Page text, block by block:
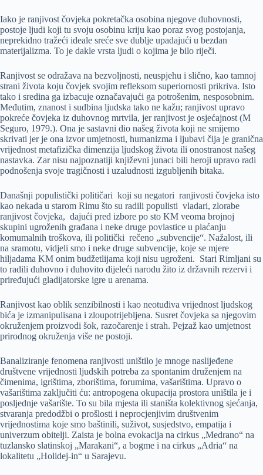
Iako je ranjivost čovjeka pokretačka osobina njegove duhovnosti,
postoje ljudi koji tu svoju osobinu kriju kao poraz svog postojanja,
neprekidno tražeći ideale sreće sve dublje upadajući u bezdan
materijalizma. To je dakle vrsta ljudi o kojima je bilo riječi.
Ranjivost se odražava na bezvoljnosti, neuspjehu i slično, kao tamnoj
strani života koju čovjek svojim refleksom superiornosti prikriva. Isto
tako i sredina ga izbacuje označavajući ga potrošenim, nesposobnim.
Međutim, znanost i sudbina ljudska tako ne kažu; ranjivost upravo
pokreće čovjeka iz duhovnog mrtvila, jer ranjivost je osjećajnost (M
Seguro, 1979.). Ona je sastavni dio našeg života koji ne smijemo
skrivati jer je ona izvor umjetnosti, humanizma i ljubavi čija je granična
vrijednost metafizička dimenzija ljudskog života ili onostranost našeg
nastavka. Zar nisu najpoznatiji književni junaci bili heroji upravo radi
podnošenja svoje tragičnosti i uzaludnosti izgubljenih bitaka.
Današnji populistički političari koji su negatori ranjivosti čovjeka isto
kao nekada u starom Rimu što su radili populisti vladari, zlorabe
ranjivost čovjeka, dajući pred izbore po sto KM veoma brojnoj
skupini ugroženih građana i neke druge povlastice u plaćanju
komumalnih troškova, ili politički rečeno „subvencije“. Nažalost, ili
na sramotu, vidjeli smo i neke druge subvencije, koje se mjere
hiljadama KM onim budžetlijama koji nisu ugroženi. Stari Rimljani su
to radili duhovno i duhovito dijeleći narodu žito iz državnih rezervi i
priređujući gladijatorske igre u arenama.
Ranjivost kao oblik senzibilnosti i kao neotuđiva vrijednost ljudskog
bića je izmanipulisana i zloupotrijebljena. Susret čovjeka sa njegovim
okruženjem proizvodi šok, razočarenje i strah. Pejzaž kao umjetnost
prirodnog okruženja više ne postoji.
Banaliziranje fenomena ranjivosti uništilo je mnoge naslijeđene
društvene vrijednosti ljudskih potreba za spontanim druženjem na
čimenima, igrištima, zborištima, forumima, vašarištima. Upravo o
vašarištima zaključiti ću: antropogena okupacija prostora uništila je i
posljednje vašarište. To su bila mjesta ili staništa kolektivnog sjećanja,
stvaranja predodžbi o prošlosti i neprocjenjivim društvenim
vrijednostima koje smo baštinili, suživot, susjedstvo, empatija i
univerzum obitelji. Zaista je bolna evokacija na cirkus „Medrano“ na
tuzlansko slatinskoj „Marakani“, a bogme i na cirkus „Adria“ na
lokalitetu „Holidej-in“ u Sarajevu.